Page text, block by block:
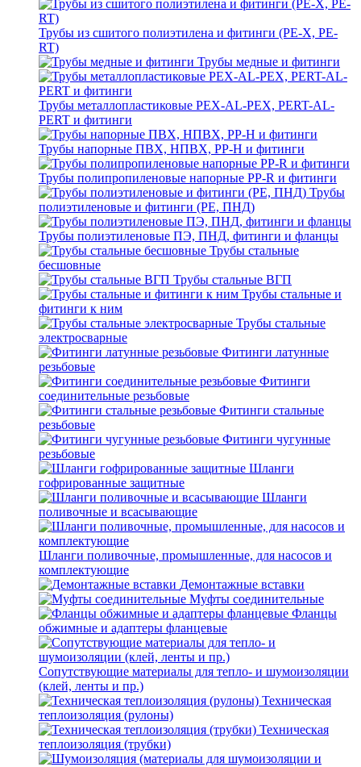
Трубы из сшитого полиэтилена и фитинги (PE-X, PE-
RT)
Трубы медные и фитинги
Трубы металлопластиковые PEX-AL-PEX, PERT-AL-
PERT и фитинги
Трубы напорные ПВХ, НПВХ, PP-H и фитинги
Трубы полипропиленовые напорные PP-R и фитинги
Трубы
полиэтиленовые и фитинги (PE, ПНД)
Трубы полиэтиленовые ПЭ, ПНД, фитинги и фланцы
Трубы стальные
бесшовные
Трубы стальные ВГП
Трубы стальные и
фитинги к ним
Трубы стальные
электросварные
Фитинги латунные
резьбовые
Фитинги
соединительные резьбовые
Фитинги стальные
резьбовые
Фитинги чугунные
резьбовые
Шланги
гофрированные защитные
Шланги
поливочные и всасывающие
Шланги поливочные, промышленные, для насосов и
комплектующие
Демонтажные вставки
Муфты соединительные
Фланцы
обжимные и адаптеры фланцевые
Сопутствующие материалы для тепло- и шумоизоляции
(клей, ленты и пр.)
Техническая
теплоизоляция (рулоны)
Техническая
теплоизоляция (трубки)